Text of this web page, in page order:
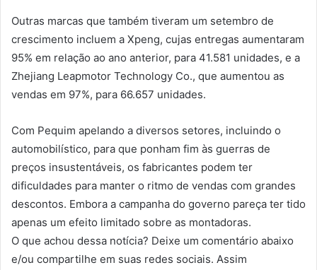
Outras marcas que também tiveram um setembro de
crescimento incluem a Xpeng, cujas entregas aumentaram
95% em relação ao ano anterior, para 41.581 unidades, e a
Zhejiang Leapmotor Technology Co., que aumentou as
vendas em 97%, para 66.657 unidades.
Com Pequim apelando a diversos setores, incluindo o
automobilístico, para que ponham fim às guerras de
preços insustentáveis, os fabricantes podem ter
dificuldades para manter o ritmo de vendas com grandes
descontos. Embora a campanha do governo pareça ter tido
apenas um efeito limitado sobre as montadoras.
O que achou dessa notícia? Deixe um comentário abaixo
e/ou compartilhe em suas redes sociais. Assim